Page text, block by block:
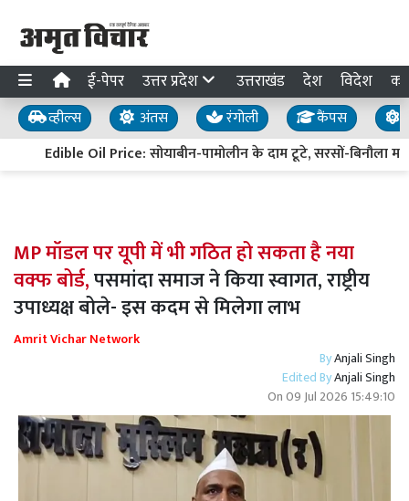
ई-पेपर उत्तर प्रदेश उत्तराखंड देश विदेश
व्हील्स अंतस रंगोली कैंपस
Edible Oil Price: सोयाबीन-पामोलीन के दाम टूटे, सरसों-बिनौला
MP मॉडल पर यूपी में भी गठित हो सकता है नया
वक्फ बोर्ड,पसमांदा समाज ने किया स्वागत, राष्ट्रीय
उपाध्यक्ष बोले- इस कदम से मिलेगा लाभ
Amrit Vichar Network
ByAnjali Singh
Edited ByAnjali Singh
On09 Jul 2026 15:49:10